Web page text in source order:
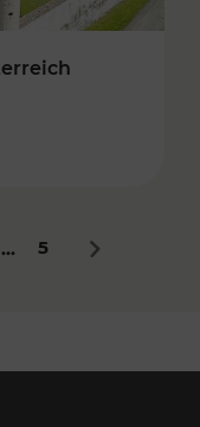
... 5 Nächstes